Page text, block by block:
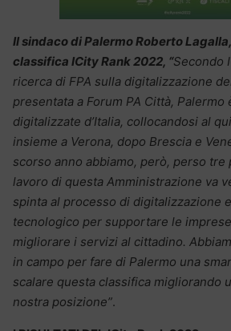
Il sindaco di Palermo Roberto
classifica ICity Rank 2022, “Secondo
ricerca di FPA sulla digitalizzazione
presentata a Forum PA Città, Palermo
digitalizzate d’Italia, collocandosi al
insieme a Verona, dopo Brescia e
scorso anno abbiamo, però, perso tre
lavoro di questa Amministrazione va
spinta al processo di digitalizzazione
tecnologico per supportare le
migliorare i servizi al cittadino.
in campo per fare di Palermo una
scalare questa classifica migliorando
nostra posizione”.